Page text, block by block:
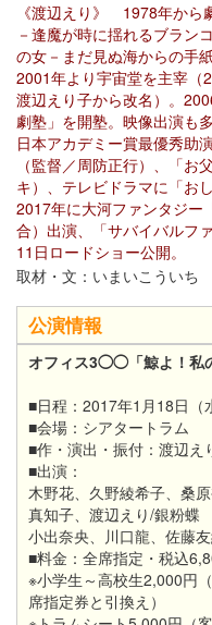
《渡辺えり》 1978年から
－逢魔が時に揺れるブラン
の女－まだ見ぬ海からの手
2001年より宇宙堂を主宰（
渡辺えり子から改名）。
劇塾」を開塾。映像出演も
日本アカデミー賞最優秀助
（監督／周防正行）、「
キ）、テレビドラマに「お
2017年に大河ファンタジー
合）出演、「サバイバルフ
11日ロードショー公開。
取材・文：いまいこういち
公演情報
オフィス3◯◯「鯨よ！私
■日程：2017年1月18日（
■会場：シアタートラム
■作・演出・振付：渡辺え
■出演：
木野花、久野綾希子、桑
真知子、渡辺えり/銀粉蝶
小出奈央、川口龍、佐藤
■料金：全席指定・税込
※小学生～高校生2,000円
席指定券と引換え）